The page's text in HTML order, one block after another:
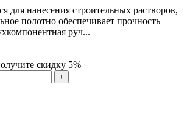
для нанесения строительных растворов,
полотно обеспечивает прочность
руч...
скидку 5%
+